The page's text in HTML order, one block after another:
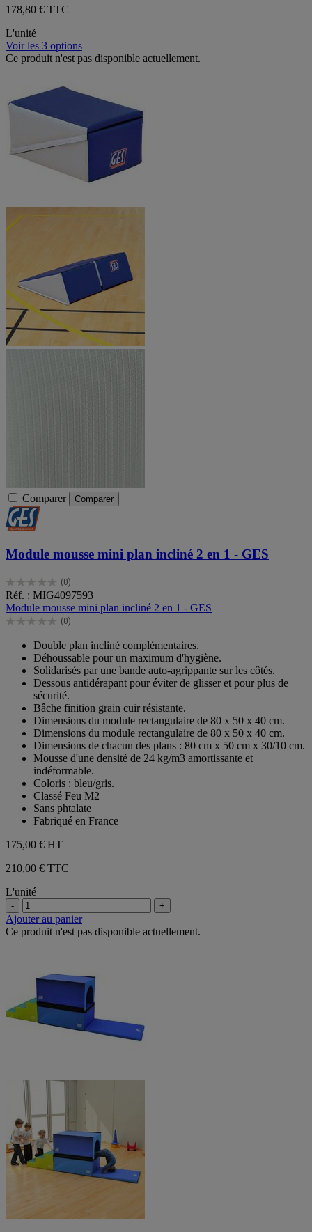
178,80 € TTC
L'unité
Voir les 3 options
Ce produit n'est pas disponible actuellement.
Comparer Comparer
Module mousse mini plan incliné 2 en 1 - GES
(0)
0.0
sur
5
étoiles.
Réf. : MIG4097593
Module mousse mini plan incliné 2 en 1 - GES
(0)
0.0
étoiles.
Double plan incliné complémentaires.
Déhoussable pour un maximum d'hygiène.
Solidarisés par une bande auto-agrippante sur les côtés.
Dessous antidérapant pour éviter de glisser et pour plus de
sécurité.
Bâche finition grain cuir résistante.
Dimensions du module rectangulaire de 80 x 50 x 40 cm.
Dimensions du module rectangulaire de 80 x 50 x 40 cm.
Dimensions de chacun des plans : 80 cm x 50 cm x 30/10 cm.
Mousse d'une densité de 24 kg/m3 amortissante et
indéformable.
Coloris : bleu/gris.
Classé Feu M2
Sans phtalate
Fabriqué en France
175,00 € HT
210,00 € TTC
L'unité
- +
Ajouter au panier
Ce produit n'est pas disponible actuellement.